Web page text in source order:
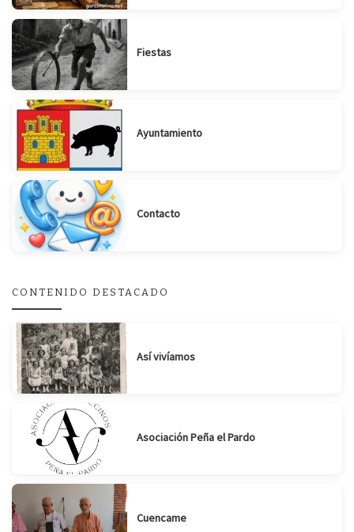
Fiestas
Ayuntamiento
Contacto
CONTENIDO DESTACADO
Así vivíamos
Asociación Peña el Pardo
Cuencame